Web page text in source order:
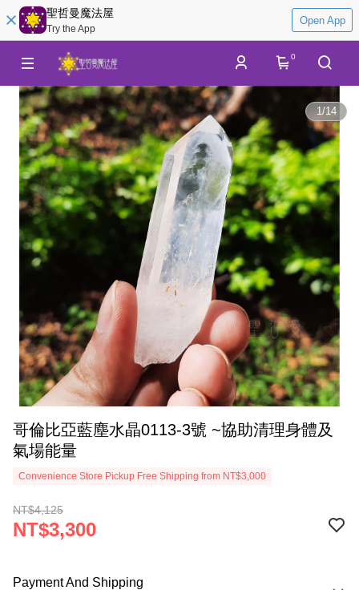
聖哲曼魔法屋
Try the App
Open App
0
1/14
哥倫比亞藍塵水晶0113-3號 ~協助清理身體及
氣場能量
Convenience Store Pickup Free Shipping from NT$3,000
NT$4,125
NT$3,300
Payment And Shipping